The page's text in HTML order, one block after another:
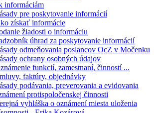
informáciám
pre poskytovanie informácií
získať informácie
žiadosti o informáciu
úhrad za poskytovanie informácií
odmeňovania poslancov OcZ v Močenku
ochrany osobných údajov
funkcií, zamestnaní, činností ...
faktúry, objednávky
podávania, preverovania a evidovania
protispoločenskej činnosti
vyhláška o oznámení miesta uloženia